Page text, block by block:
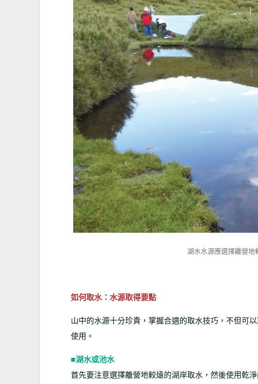
湖水水源應選擇離營地
如何取水：水源取得要點
山中的水源十分珍貴，掌握合適的取水技巧，不但可
使用。
■湖水或池水
首先要注意選擇離營地較遠的湖岸取水，然後使用乾